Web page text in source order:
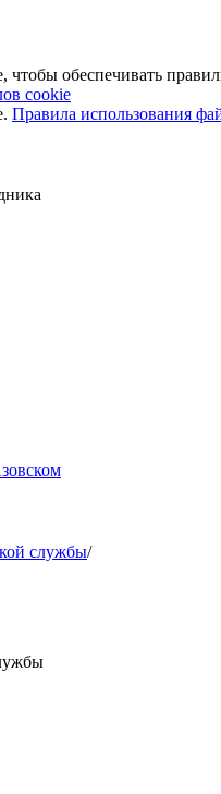
обеспечивать
cookie
Правила использования
службы/